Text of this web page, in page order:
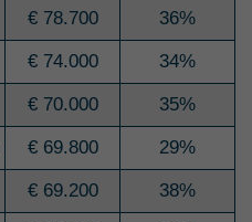
€ 78.700 36%
€ 74.000 34%
€ 70.000 35%
€ 69.800 29%
€ 69.200 38%